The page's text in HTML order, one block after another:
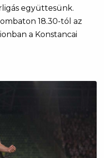
együttesünk.
18.30-tól az
a Konstancai